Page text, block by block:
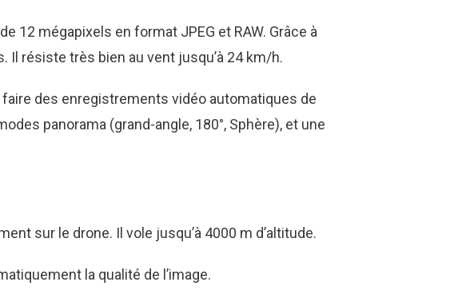
12 mégapixels en format JPEG et RAW. Grâce à
résiste très bien au vent jusqu’à 24 km/h.
des enregistrements vidéo automatiques de
panorama (grand-angle, 180°, Sphère), et une
sur le drone. Il vole jusqu’à 4000 m d’altitude.
la qualité de l’image.